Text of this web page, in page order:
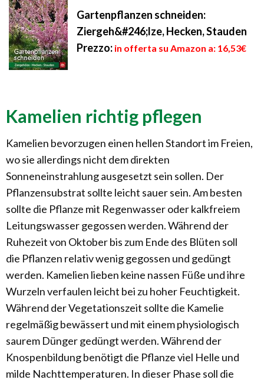
Gartenpflanzen schneiden:
Ziergeh&#246;lze, Hecken, Stauden
Prezzo: in offerta su Amazon a: 16,53€
Kamelien richtig pflegen
Kamelien bevorzugen einen hellen Standort im Freien,
wo sie allerdings nicht dem direkten
Sonneneinstrahlung ausgesetzt sein sollen. Der
Pflanzensubstrat sollte leicht sauer sein. Am besten
sollte die Pflanze mit Regenwasser oder kalkfreiem
Leitungswasser gegossen werden. Während der
Ruhezeit von Oktober bis zum Ende des Blüten soll
die Pflanzen relativ wenig gegossen und gedüngt
werden. Kamelien lieben keine nassen Füße und ihre
Wurzeln verfaulen leicht bei zu hoher Feuchtigkeit.
Während der Vegetationszeit sollte die Kamelie
regelmäßig bewässert und mit einem physiologisch
saurem Dünger gedüngt werden. Während der
Knospenbildung benötigt die Pflanze viel Helle und
milde Nachttemperaturen. In dieser Phase soll die